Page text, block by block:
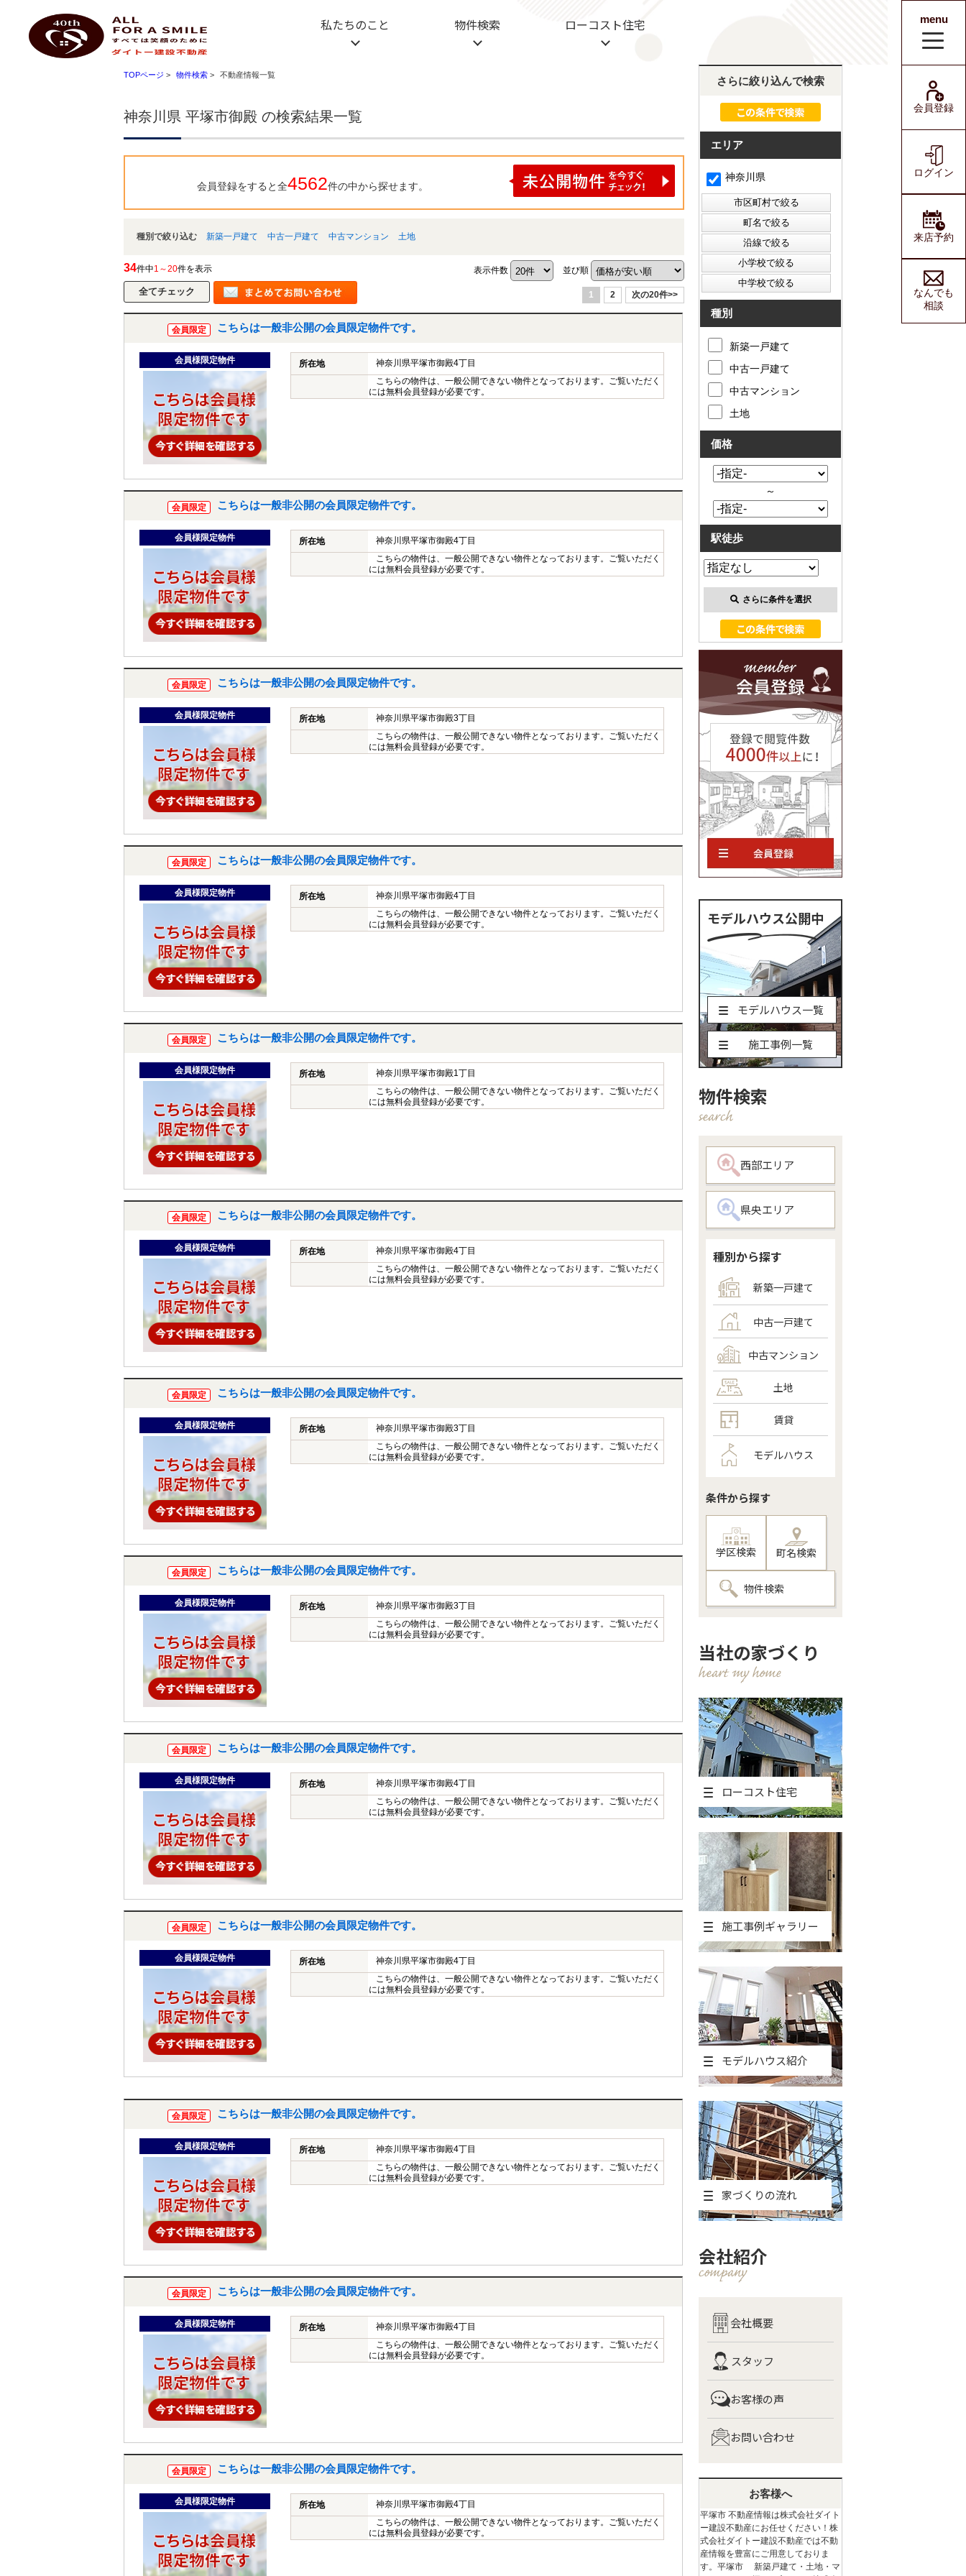
神奈川県 平塚市御殿 ｜小田原 不動産 ハートマイホーム ダイトー建設不動産
私たちのこと 物件検索 ローコスト住宅
ダイトー建設不動産
menu
会員登録
ログイン
来店予約
なんでも
相談
TOPページ > 物件検索 > 不動産情報一覧
神奈川県 平塚市御殿 の検索結果一覧
会員登録をすると全4562件の中から探せます。
種別で絞り込む 新築一戸建て 中古一戸建て 中古マンション 土地
34件中1～20件を表示 表示件数 並び順
1 2 次の20件>>
会員限定 こちらは一般非公開の会員限定物件です。
会員様限定物件 所在地
神奈川県平塚市御殿4丁目
こちらの物件は、一般公開できない物件となっております。ご覧いただく
には無料会員登録が必要です。
会員限定 こちらは一般非公開の会員限定物件です。
会員様限定物件 所在地
神奈川県平塚市御殿4丁目
こちらの物件は、一般公開できない物件となっております。ご覧いただく
には無料会員登録が必要です。
会員限定 こちらは一般非公開の会員限定物件です。
会員様限定物件 所在地
神奈川県平塚市御殿3丁目
こちらの物件は、一般公開できない物件となっております。ご覧いただく
には無料会員登録が必要です。
会員限定 こちらは一般非公開の会員限定物件です。
会員様限定物件 所在地
神奈川県平塚市御殿4丁目
こちらの物件は、一般公開できない物件となっております。ご覧いただく
には無料会員登録が必要です。
会員限定 こちらは一般非公開の会員限定物件です。
会員様限定物件 所在地
神奈川県平塚市御殿1丁目
こちらの物件は、一般公開できない物件となっております。ご覧いただく
には無料会員登録が必要です。
会員限定 こちらは一般非公開の会員限定物件です。
会員様限定物件 所在地
神奈川県平塚市御殿4丁目
こちらの物件は、一般公開できない物件となっております。ご覧いただく
には無料会員登録が必要です。
会員限定 こちらは一般非公開の会員限定物件です。
会員様限定物件 所在地
神奈川県平塚市御殿3丁目
こちらの物件は、一般公開できない物件となっております。ご覧いただく
には無料会員登録が必要です。
会員限定 こちらは一般非公開の会員限定物件です。
会員様限定物件 所在地
神奈川県平塚市御殿3丁目
こちらの物件は、一般公開できない物件となっております。ご覧いただく
には無料会員登録が必要です。
会員限定 こちらは一般非公開の会員限定物件です。
会員様限定物件 所在地
神奈川県平塚市御殿4丁目
こちらの物件は、一般公開できない物件となっております。ご覧いただく
には無料会員登録が必要です。
会員限定 こちらは一般非公開の会員限定物件です。
会員様限定物件 所在地
神奈川県平塚市御殿4丁目
こちらの物件は、一般公開できない物件となっております。ご覧いただく
には無料会員登録が必要です。
会員限定 こちらは一般非公開の会員限定物件です。
会員様限定物件 所在地
神奈川県平塚市御殿4丁目
こちらの物件は、一般公開できない物件となっております。ご覧いただく
には無料会員登録が必要です。
会員限定 こちらは一般非公開の会員限定物件です。
会員様限定物件 所在地
神奈川県平塚市御殿4丁目
こちらの物件は、一般公開できない物件となっております。ご覧いただく
には無料会員登録が必要です。
会員限定 こちらは一般非公開の会員限定物件です。
会員様限定物件 所在地
神奈川県平塚市御殿4丁目
こちらの物件は、一般公開できない物件となっております。ご覧いただく
には無料会員登録が必要です。
さらに絞り込んで検索
エリア
神奈川県
種別
新築一戸建て
中古一戸建て
中古マンション
土地
価格
～
駅徒歩
さらに条件を選択
モデルハウス公開中
モデルハウス一覧
施工事例一覧
物件検索
西部エリア
県央エリア
種別から探す
新築一戸建て
中古一戸建て
中古マンション
土地
賃貸
モデルハウス
条件から探す
学区検索 町名検索
物件検索
当社の家づくり
ローコスト住宅
施工事例ギャラリー
モデルハウス紹介
家づくりの流れ
会社紹介
会社概要
スタッフ
お客様の声
お問い合わせ
お客様へ
平塚市 不動産情報は株式会社ダイト
ー建設不動産にお任せください！株
式会社ダイトー建設不動産では不動
産情報を豊富にご用意しておりま
す。平塚市 新築戸建て・土地・マ